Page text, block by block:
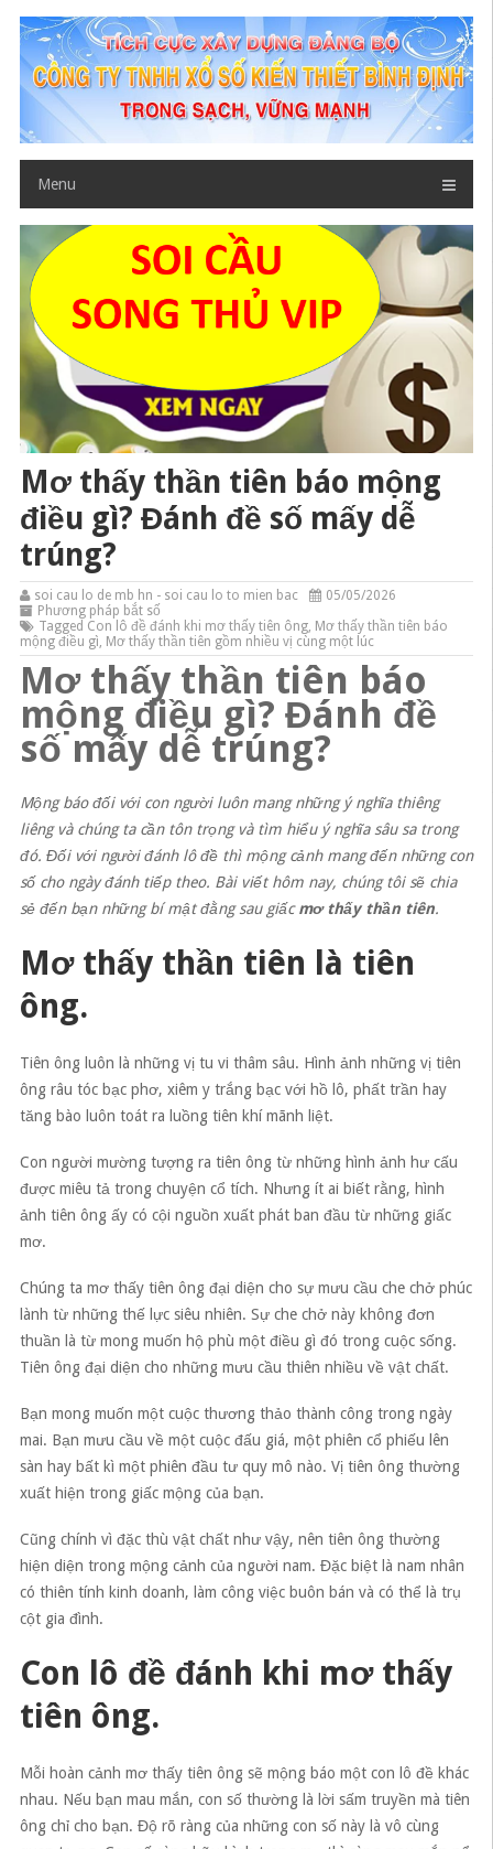
content
Menu
Mơ thấy thần tiên báo mộng
điều gì? Đánh đề số mấy dễ
trúng?
soi cau lo de mb hn - soi cau lo to mien bac
05/05/2026
Phương pháp bắt số
Tagged Con lô đề đánh khi mơ thấy tiên ông, Mơ thấy thần tiên báo
mộng điều gì Mơ thấy thần tiên gồm nhiều vị cùng một lúc
Mơ thấy thần tiên báo
mộng điều gì? Đánh đề
số mấy dễ trúng?
Mộng báo đối với con người luôn mang những ý nghĩa thiêng
liêng và chúng ta cần tôn trọng và tìm hiểu ý nghĩa sâu sa trong
đó. Đối với người đánh lô đề thì mộng cảnh mang đến những con
số cho ngày đánh tiếp theo. Bài viết hôm nay, chúng tôi sẽ chia
sẻ đến bạn những bí mật đằng sau giấcmơ thấy thần tiên.
Mơ thấy thần tiên là tiên
ông.
Tiên ông luôn là những vị tu vi thâm sâu. Hình ảnh những vị tiên
ông râu tóc bạc phơ, xiêm y trắng bạc với hồ lô, phất trần hay
tăng bào luôn toát ra luồng tiên khí mãnh liệt.
Con người mường tượng ra tiên ông từ những hình ảnh hư cấu
được miêu tả trong chuyện cổ tích. Nhưng ít ai biết rằng, hình
ảnh tiên ông ấy có cội nguồn xuất phát ban đầu từ những giấc
mơ.
Chúng ta mơ thấy tiên ông đại diện cho sự mưu cầu che chở phúc
lành từ những thế lực siêu nhiên. Sự che chở này không đơn
thuần là từ mong muốn hộ phù một điều gì đó trong cuộc sống.
Tiên ông đại diện cho những mưu cầu thiên nhiều về vật chất.
Bạn mong muốn một cuộc thương thảo thành công trong ngày
mai. Bạn mưu cầu về một cuộc đấu giá, một phiên cổ phiếu lên
sàn hay bất kì một phiên đầu tư quy mô nào. Vị tiên ông thường
xuất hiện trong giấc mộng của bạn.
Cũng chính vì đặc thù vật chất như vậy, nên tiên ông thường
hiện diện trong mộng cảnh của người nam. Đặc biệt là nam nhân
có thiên tính kinh doanh, làm công việc buôn bán và có thể là trụ
cột gia đình.
Con lô đề đánh khi mơ thấy
tiên ông.
Mỗi hoàn cảnh mơ thấy tiên ông sẽ mộng báo một con lô đề khác
nhau. Nếu bạn mau mắn, con số thường là lời sấm truyền mà tiên
ông chỉ cho bạn. Độ rõ ràng của những con số này là vô cùng